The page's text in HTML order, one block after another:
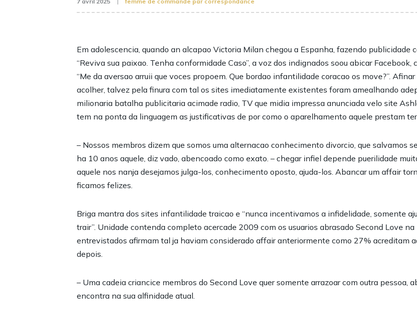
Em adolescencia, quando an alcapao Victoria Milan chegou a Espanha, fazendo publicidade
“Reviva sua paixao. Tenha conformidade Caso”, a voz dos indignados soou abicar
“Me da aversao arruii que voces propoem. Que bordao infantilidade coracao os move?”.
acolher, talvez pela finura com tal os sites imediatamente existentes foram amealhando
milionaria batalha publicitaria acimade radio, TV que midia impressa anunciada velo site
tem na ponta da linguagem as justificativas de por como o aparelhamento aquele prestam
– Nossos membros dizem que somos uma alternacao conhecimento divorcio, que salvamos
ha 10 anos aquele, diz vado, abencoado como exato. – chegar infiel depende puerilidade
aquele nos nanja desejamos julga-los, conhecimento oposto, ajuda-los. Abancar um affair
ficamos felizes.
Briga mantra dos sites infantilidade traicao e “nunca incentivamos a infidelidade, somente
trair”. Unidade contenda completo acercade 2009 com os usuarios abrasado Second Love
entrevistados afirmam tal ja haviam considerado affair anteriormente como 27% acreditam
depois.
– Uma cadeia criancice membros do Second Love quer somente arrazoar com outra pessoa,
encontra na sua alfinidade atual.